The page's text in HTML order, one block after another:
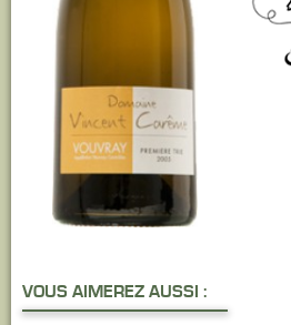
VOUS AIMEREZ AUSSI :